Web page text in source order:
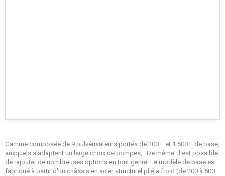
Gamme composée de 9 pulvérisateurs portés de 200 L et 1 500 L de base,
auxquels s'adaptent un large choix de pompes, . De même, il est possible
de rajouter de nombreuses options en tout genre. Le modèle de base est
fabriqué à partir d'un châssis en acier structurel plié à froid (de 200 à 500